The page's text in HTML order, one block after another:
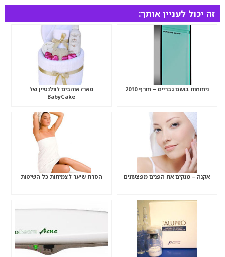
זה יכול לעניין אותך:
ניחוחות בושם גבריים – חורף 2010
מארז אוהבים לוולנטיין של
BabyCake
אקנה – מנקים את הפנים מפצעונים הסרת שיער לצמיתות כל השיטות